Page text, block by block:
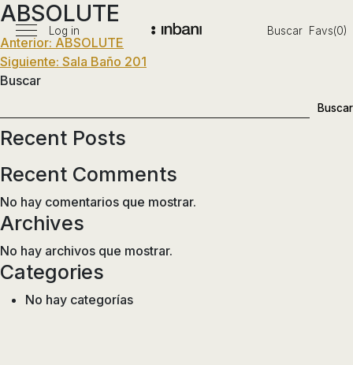
Pasar
contenido
baños,
tendencias,
nuevos
tecnologías
Menú
principal
Log in Buscar Favs(0)
ABSOLUTE
Navegación
de
entradas
Anterior: ABSOLUTE
Siguiente: Sala Baño 201
Buscar
Buscar
Recent Posts
Recent Comments
No hay comentarios que mostrar.
Archives
No hay archivos que mostrar.
Categories
No hay categorías